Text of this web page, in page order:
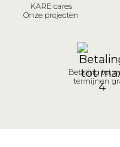
KARE cares
Onze projecten
Betaling tot
termijnen